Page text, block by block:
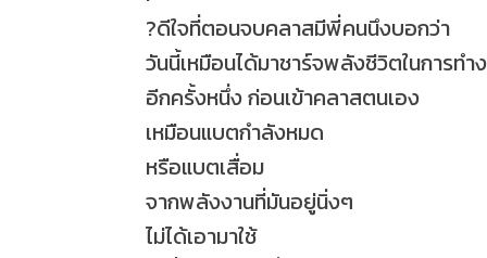
?ดีใจที่ตอนจบคลาสมีพี่คนนึงบอกว่า
วันนี้เหมือนได้มาชาร์จพลังชีวิตในการทำ
อีกครั้งหนึ่ง ก่อนเข้าคลาสตนเอง
เหมือนแบตกำลังหมด
หรือแบตเสื่อม
จากพลังงานที่มันอยู่นิ่งๆ
ไม่ได้เอามาใช้